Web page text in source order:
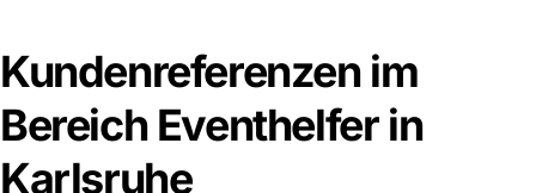
Kundenreferenzen im
Bereich Eventhelfer in
Karlsruhe